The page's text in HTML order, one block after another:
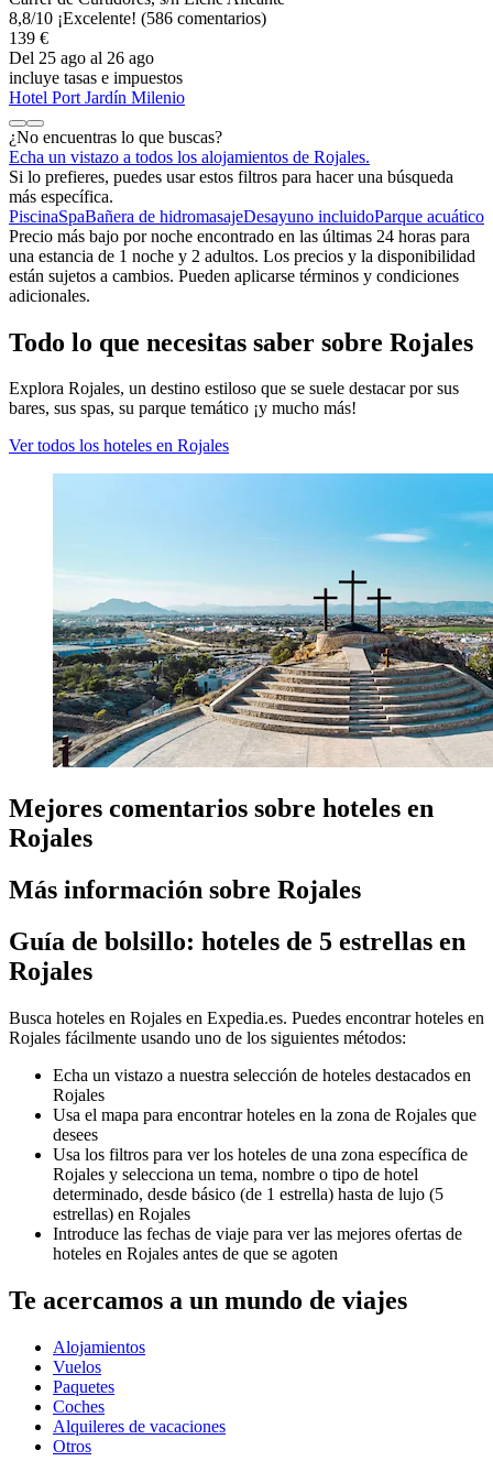
8,8/10 ¡Excelente! (586 comentarios)
139 €
Del 25 ago al 26 ago
incluye tasas e impuestos
Hotel Port Jardín Milenio
¿No encuentras lo que buscas?
Echa un vistazo a todos los alojamientos de Rojales.
Si lo prefieres, puedes usar estos filtros para hacer una búsqueda
más específica.
PiscinaSpaBañera de hidromasajeDesayuno incluidoParque acuático
Precio más bajo por noche encontrado en las últimas 24 horas para
una estancia de 1 noche y 2 adultos. Los precios y la disponibilidad
están sujetos a cambios. Pueden aplicarse términos y condiciones
adicionales.
Todo lo que necesitas saber sobre Rojales
Explora Rojales, un destino estiloso que se suele destacar por sus
bares, sus spas, su parque temático ¡y mucho más!
Ver todos los hoteles en Rojales
Mejores comentarios sobre hoteles en
Rojales
Más información sobre Rojales
Guía de bolsillo: hoteles de 5 estrellas en
Rojales
Busca hoteles en Rojales en Expedia.es. Puedes encontrar hoteles en
Rojales fácilmente usando uno de los siguientes métodos:
Echa un vistazo a nuestra selección de hoteles destacados en
Rojales
Usa el mapa para encontrar hoteles en la zona de Rojales que
desees
Usa los filtros para ver los hoteles de una zona específica de
Rojales y selecciona un tema, nombre o tipo de hotel
determinado, desde básico (de 1 estrella) hasta de lujo (5
estrellas) en Rojales
Introduce las fechas de viaje para ver las mejores ofertas de
hoteles en Rojales antes de que se agoten
Te acercamos a un mundo de viajes
Alojamientos
Vuelos
Paquetes
Coches
Alquileres de vacaciones
Otros